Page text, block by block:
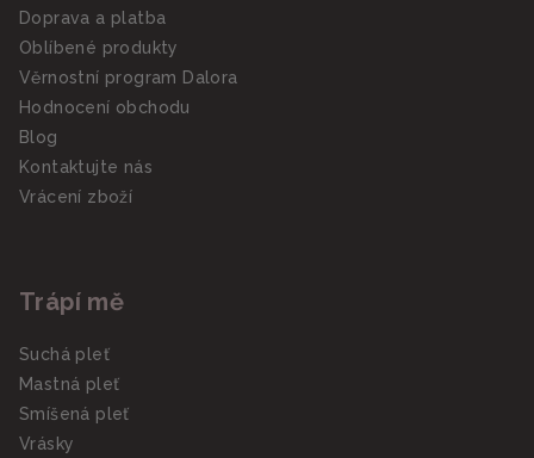
Doprava a platba
Oblíbené produkty
Věrnostní program Dalora
Hodnocení obchodu
Blog
Kontaktujte nás
Vrácení zboží
Trápí mě
Suchá pleť
Mastná pleť
Smíšená pleť
Vrásky